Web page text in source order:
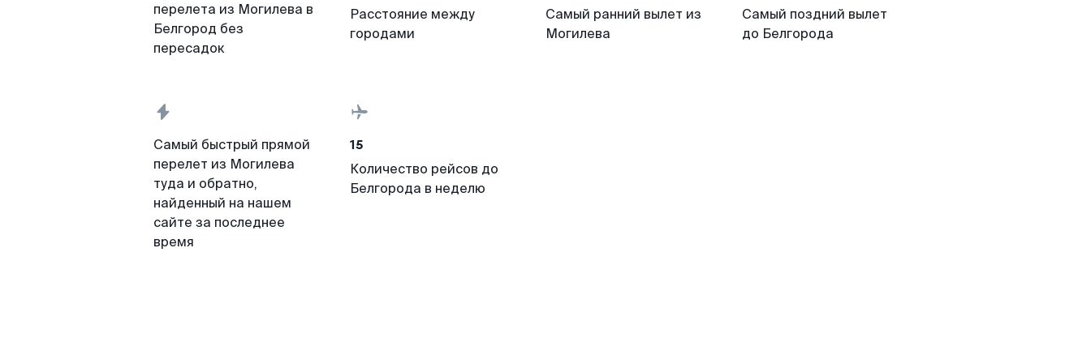
перелета из Могилева в
Белгород без
пересадок
Расстояние между
городами
Самый ранний вылет из
Могилева
Самый поздний вылет
до Белгорода
Самый быстрый прямой
перелет из Могилева
туда и обратно,
найденный на нашем
сайте за последнее
время
15
Количество рейсов до
Белгорода в неделю